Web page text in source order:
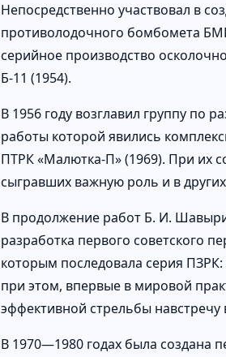
Непосредственно участвовал в
противолодочного бомбомета
серийное производство
Б-11 (1954).
В 1956 году возглавил группу по
работы которой явились
ПТРК «Малютка-П» (1969). При их
сыгравших важную роль и в
В продолжение работ Б. И.
разработка первого советского
которым последовала серия ПЗРК:
при этом, впервые в мировой
эффективной стрельбы навстречу
В 1970—1980 годах была создана